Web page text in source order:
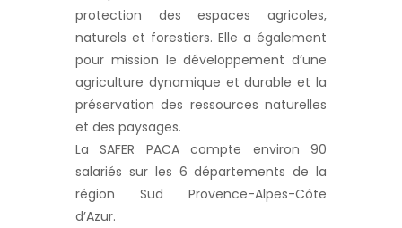
protection des espaces agricoles,
naturels et forestiers. Elle a également
pour mission le développement d’une
agriculture dynamique et durable et la
préservation des ressources naturelles
et des paysages.
La SAFER PACA compte environ 90
salariés sur les 6 départements de la
région Sud Provence-Alpes-Côte
d’Azur.